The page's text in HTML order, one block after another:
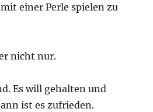
einer Perle spielen zu
nicht nur.
Es will gehalten und
ist es zufrieden.